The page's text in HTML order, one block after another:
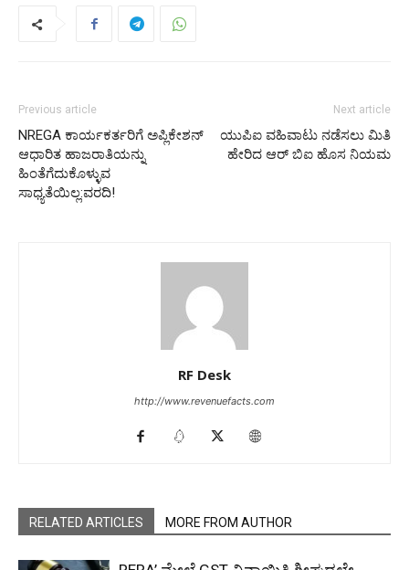
Previous article
NREGA ಕಾರ್ಯಕರ್ತರಿಗೆ ಅಪ್ಲಿಕೇಶನ್
ಆಧಾರಿತ ಹಾಜರಾತಿಯನ್ನು
ಹಿಂತೆಗೆದುಕೊಳ್ಳುವ
ಸಾಧ್ಯತೆಯಿಲ್ಲ:ವರದಿ!
Next article
ಯುಪಿಐ ವಹಿವಾಟು ನಡೆಸಲು ಮಿತಿ
ಹೇರಿದ ಆರ್ ಬಿಐ ಹೊಸ ನಿಯಮ
RF Desk
http://www.revenuefacts.com
RELATED ARTICLES MORE FROM AUTHOR